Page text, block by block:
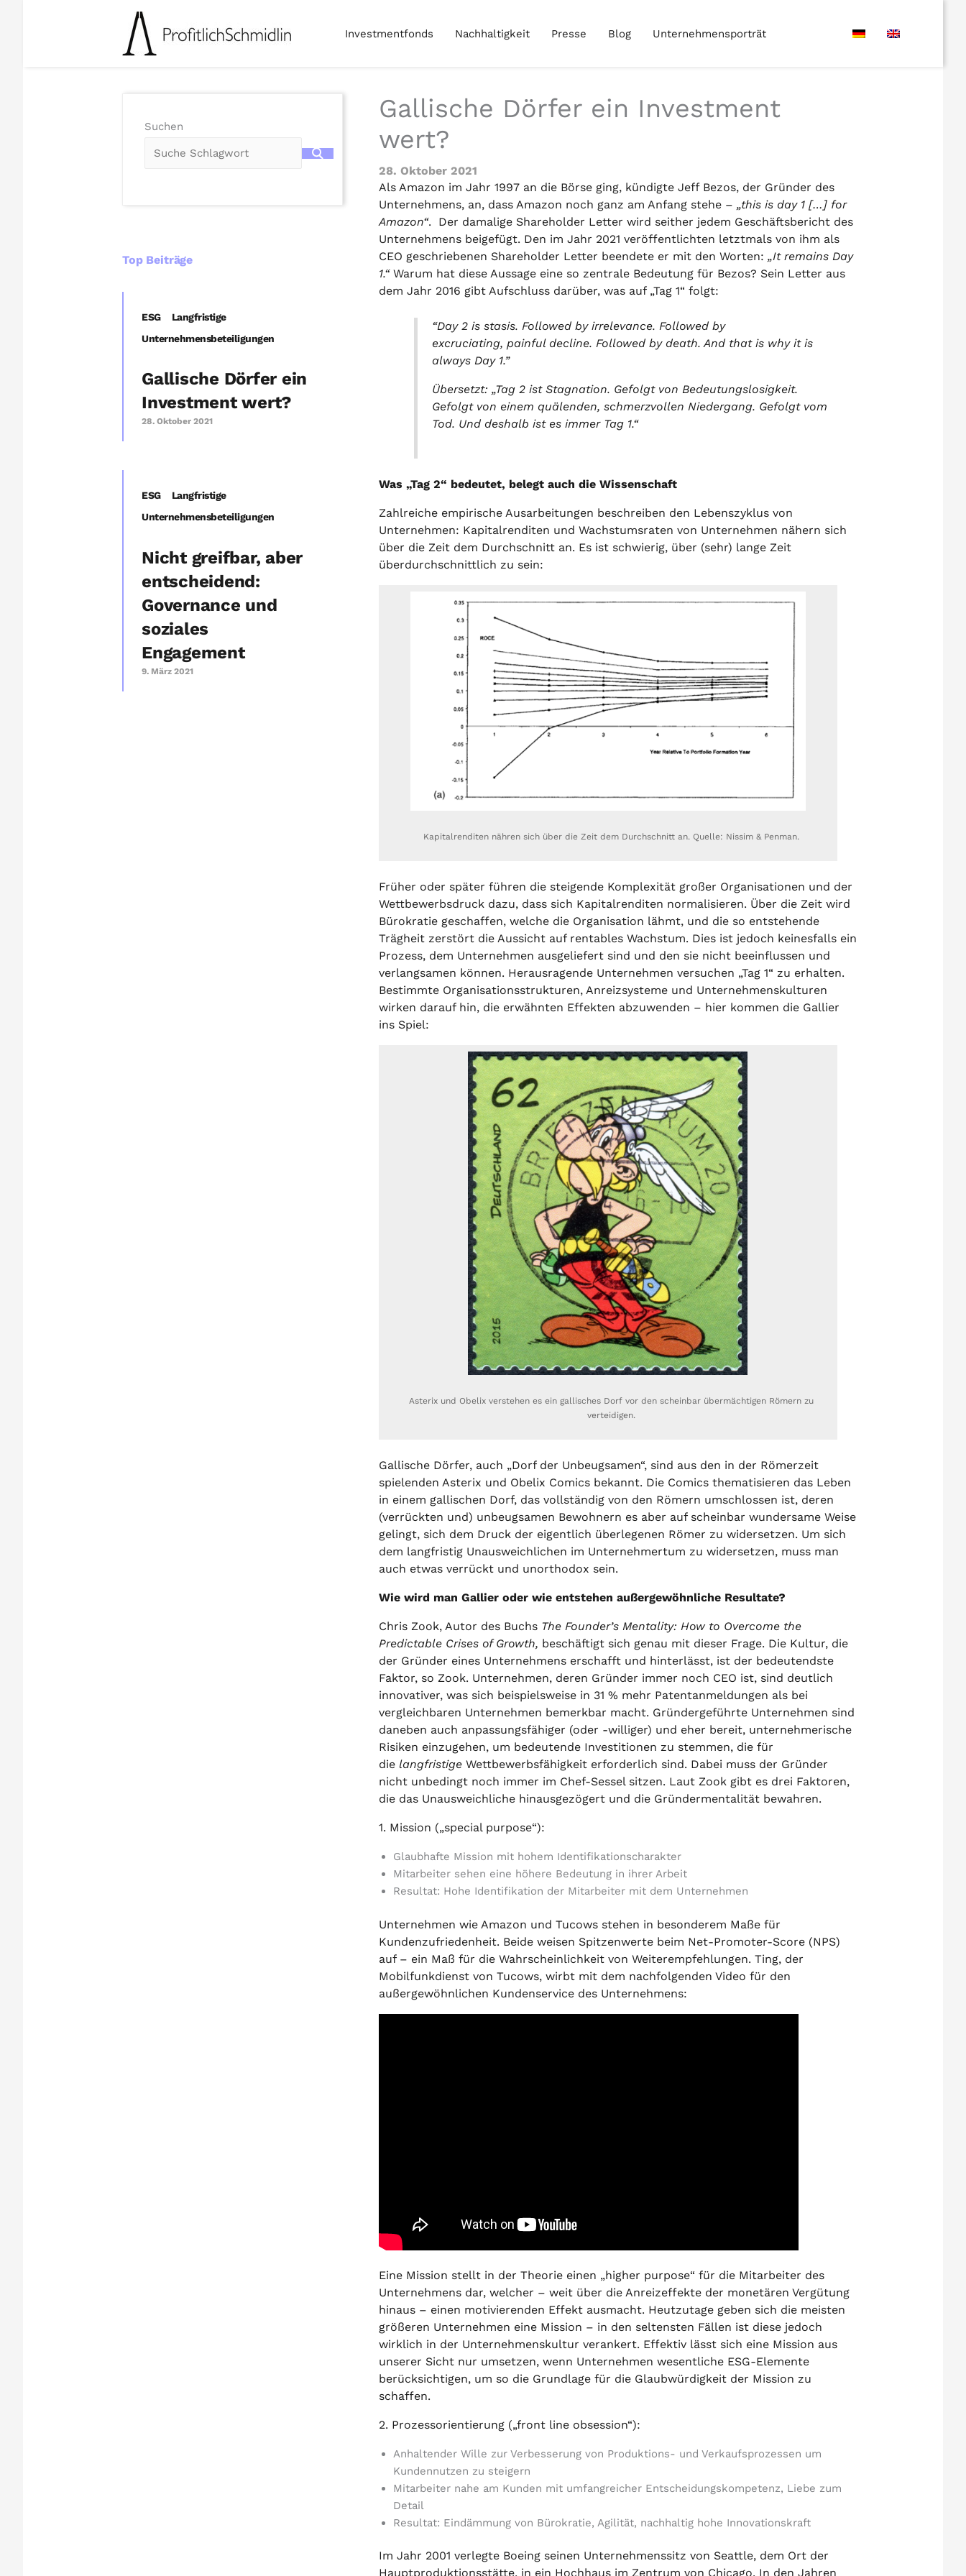
Investmentfonds Nachhaltigkeit Presse Blog Unternehmensporträt
Suchen
Top Beiträge
ESG
Langfristige
Unternehmensbeteiligungen
Gallische Dörfer ein
Investment wert?
28. Oktober 2021
ESG
Langfristige
Unternehmensbeteiligungen
Nicht greifbar, aber
entscheidend:
Governance und
soziales
Engagement
9. März 2021
Gallische Dörfer ein Investment
wert?
28. Oktober 2021
Als Amazon im Jahr 1997 an die Börse ging, kündigte Jeff Bezos, der Gründer des
Unternehmens, an, dass Amazon noch ganz am Anfang stehe – „this is day 1 […] for
Amazon“. Der damalige Shareholder Letter wird seither jedem Geschäftsbericht des
Unternehmens beigefügt. Den im Jahr 2021 veröffentlichten letztmals von ihm als
CEO geschriebenen Shareholder Letter beendete er mit den Worten: „It remains Day
1.“Warum hat diese Aussage eine so zentrale Bedeutung für Bezos? Sein Letter aus
dem Jahr 2016 gibt Aufschluss darüber, was auf „Tag 1“ folgt:
“Day 2 is stasis. Followed by irrelevance. Followed by
excruciating, painful decline. Followed by death. And that is why it is
always Day 1.”
Übersetzt: „Tag 2 ist Stagnation. Gefolgt von Bedeutungslosigkeit.
Gefolgt von einem quälenden, schmerzvollen Niedergang. Gefolgt vom
Tod. Und deshalb ist es immer Tag 1.“
Was „Tag 2“ bedeutet, belegt auch die Wissenschaft
Zahlreiche empirische Ausarbeitungen beschreiben den Lebenszyklus von
Unternehmen: Kapitalrenditen und Wachstumsraten von Unternehmen nähern sich
über die Zeit dem Durchschnitt an. Es ist schwierig, über (sehr) lange Zeit
überdurchschnittlich zu sein:
Kapitalrenditen nähren sich über die Zeit dem Durchschnitt an. Quelle: Nissim & Penman.
Früher oder später führen die steigende Komplexität großer Organisationen und der
Wettbewerbsdruck dazu, dass sich Kapitalrenditen normalisieren. Über die Zeit wird
Bürokratie geschaffen, welche die Organisation lähmt, und die so entstehende
Trägheit zerstört die Aussicht auf rentables Wachstum. Dies ist jedoch keinesfalls ein
Prozess, dem Unternehmen ausgeliefert sind und den sie nicht beeinflussen und
verlangsamen können. Herausragende Unternehmen versuchen „Tag 1“ zu erhalten.
Bestimmte Organisationsstrukturen, Anreizsysteme und Unternehmenskulturen
wirken darauf hin, die erwähnten Effekten abzuwenden – hier kommen die Gallier
ins Spiel:
Asterix und Obelix verstehen es ein gallisches Dorf vor den scheinbar übermächtigen Römern zu
verteidigen.
Gallische Dörfer, auch „Dorf der Unbeugsamen“, sind aus den in der Römerzeit
spielenden Asterix und Obelix Comics bekannt. Die Comics thematisieren das Leben
in einem gallischen Dorf, das vollständig von den Römern umschlossen ist, deren
(verrückten und) unbeugsamen Bewohnern es aber auf scheinbar wundersame Weise
gelingt, sich dem Druck der eigentlich überlegenen Römer zu widersetzen. Um sich
dem langfristig Unausweichlichen im Unternehmertum zu widersetzen, muss man
auch etwas verrückt und unorthodox sein.
Wie wird man Gallier oder wie entstehen außergewöhnliche Resultate?
Chris Zook, Autor des Buchs The Founder’s Mentality: How to Overcome the
Predictable Crises of Growth, beschäftigt sich genau mit dieser Frage. Die Kultur, die
der Gründer eines Unternehmens erschafft und hinterlässt, ist der bedeutendste
Faktor, so Zook. Unternehmen, deren Gründer immer noch CEO ist, sind deutlich
innovativer, was sich beispielsweise in 31 % mehr Patentanmeldungen als bei
vergleichbaren Unternehmen bemerkbar macht. Gründergeführte Unternehmen sind
daneben auch anpassungsfähiger (oder -williger) und eher bereit, unternehmerische
Risiken einzugehen, um bedeutende Investitionen zu stemmen, die für
die langfristigeWettbewerbsfähigkeit erforderlich sind. Dabei muss der Gründer
nicht unbedingt noch immer im Chef-Sessel sitzen. Laut Zook gibt es drei Faktoren,
die das Unausweichliche hinausgezögert und die Gründermentalität bewahren.
1. Mission („special purpose“):
Glaubhafte Mission mit hohem Identifikationscharakter
Mitarbeiter sehen eine höhere Bedeutung in ihrer Arbeit
Resultat: Hohe Identifikation der Mitarbeiter mit dem Unternehmen
Unternehmen wie Amazon und Tucows stehen in besonderem Maße für
Kundenzufriedenheit. Beide weisen Spitzenwerte beim Net-Promoter-Score (NPS)
auf – ein Maß für die Wahrscheinlichkeit von Weiterempfehlungen. Ting, der
Mobilfunkdienst von Tucows, wirbt mit dem nachfolgenden Video für den
außergewöhnlichen Kundenservice des Unternehmens:
Eine Mission stellt in der Theorie einen „higher purpose“ für die Mitarbeiter des
Unternehmens dar, welcher – weit über die Anreizeffekte der monetären Vergütung
hinaus – einen motivierenden Effekt ausmacht. Heutzutage geben sich die meisten
größeren Unternehmen eine Mission – in den seltensten Fällen ist diese jedoch
wirklich in der Unternehmenskultur verankert. Effektiv lässt sich eine Mission aus
unserer Sicht nur umsetzen, wenn Unternehmen wesentliche ESG-Elemente
berücksichtigen, um so die Grundlage für die Glaubwürdigkeit der Mission zu
schaffen.
2. Prozessorientierung („front line obsession“):
Anhaltender Wille zur Verbesserung von Produktions- und Verkaufsprozessen um
Kundennutzen zu steigern
Mitarbeiter nahe am Kunden mit umfangreicher Entscheidungskompetenz, Liebe zum
Detail
Resultat: Eindämmung von Bürokratie, Agilität, nachhaltig hohe Innovationskraft
Im Jahr 2001 verlegte Boeing seinen Unternehmenssitz von Seattle, dem Ort der
Hauptproduktionsstätte, in ein Hochhaus im Zentrum von Chicago. In den Jahren